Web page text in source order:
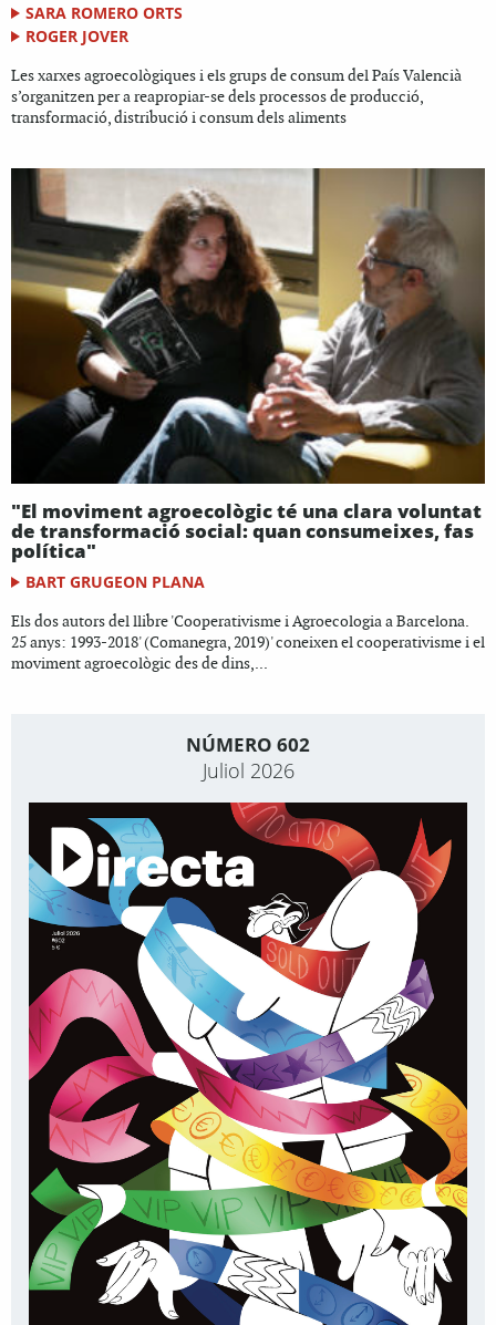
SARA ROMERO ORTS
ROGER JOVER
Les xarxes agroecològiques i els grups de consum del País Valencià
s’organitzen per a reapropiar-se dels processos de producció,
transformació, distribució i consum dels aliments
"El moviment agroecològic té una clara voluntat
de transformació social: quan consumeixes, fas
política"
BART GRUGEON PLANA
Els dos autors del llibre 'Cooperativisme i Agroecologia a Barcelona.
25 anys: 1993-2018' (Comanegra, 2019)' coneixen el cooperativisme i el
moviment agroecològic des de dins,...
NÚMERO 602
Juliol 2026